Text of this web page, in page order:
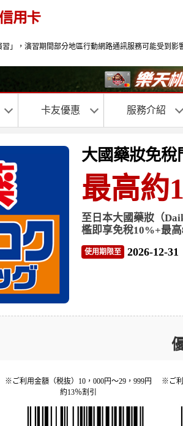
習」，演習期間部分地區行動網路通訊服務可能受
卡友優惠 服務介紹
大國藥妝免稅
最高約
至日本大國藥妝（
檻即享免稅10%+最高
使用期限至 2026-12-31
※ご利用金額（税抜）10，000円～29，999円
約13％割引
※ご利